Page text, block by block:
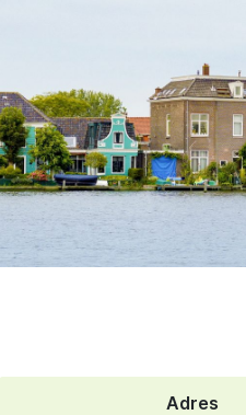
Adres